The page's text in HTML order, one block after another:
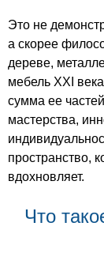
Это не
а скорее
дереве,
мебель XXI
сумма ее
мастерства,
пространство,
вдохновляет.
Что